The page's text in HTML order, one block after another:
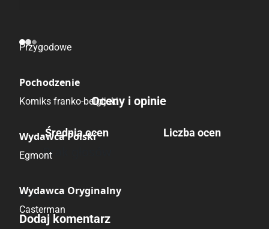
Przygodowe
Pochodzenie
Komiks franko-belgijski
Wydawca Polski
Egmont
Wydawca Oryginalny
Casterman
Oceny i opinie
Średnia ocen
Brak głosów
Liczba ocen
Brak opinii.
Dodaj komentarz